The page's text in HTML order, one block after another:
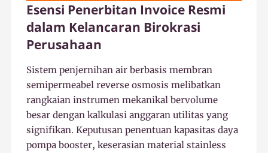
Esensi Penerbitan Invoice Resmi
dalam Kelancaran Birokrasi
Perusahaan
Sistem penjernihan air berbasis membran
semipermeabel reverse osmosis melibatkan
rangkaian instrumen mekanikal bervolume
besar dengan kalkulasi anggaran utilitas yang
signifikan. Keputusan penentuan kapasitas daya
pompa booster, keserasian material stainless